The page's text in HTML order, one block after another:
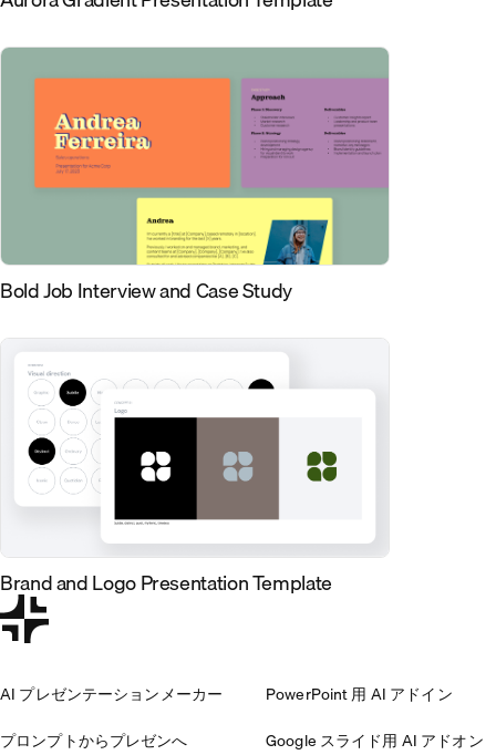
Bold Job Interview and Case Study
Brand and Logo Presentation Template
AI プレゼンテーションメーカー
プロンプトからプレゼンへ
PowerPoint 用 AI アドイン
Google スライド用 AI アドオン